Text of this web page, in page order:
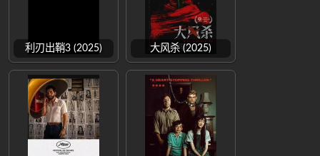
利刃出鞘3 (2025) 大风杀 (2025)